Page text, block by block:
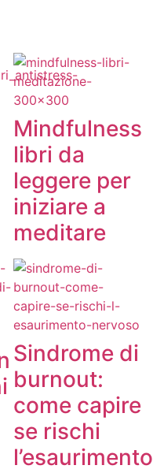
Mindfulness
libri da
leggere per
iniziare a
meditare
Sindrome di
burnout:
come capire
se rischi
l’esaurimento